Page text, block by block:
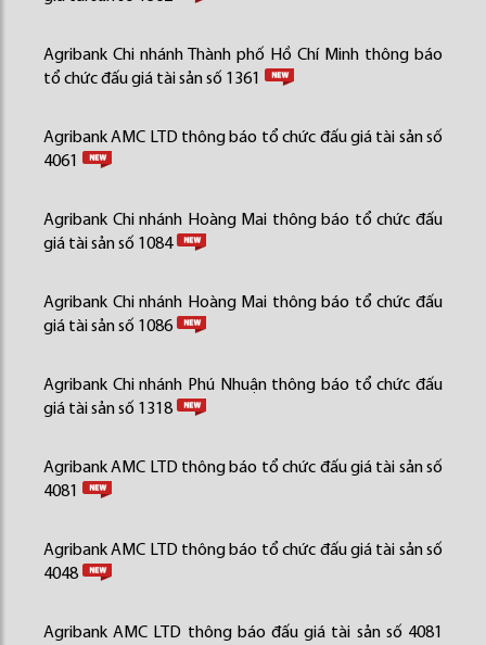
Agribank Chi nhánh Thành phố Hồ Chí Minh thông báo
tổ chức đấu giá tài sản số 1361
Agribank AMC LTD thông báo tổ chức đấu giá tài sản số
4061
Agribank Chi nhánh Hoàng Mai thông báo tổ chức đấu
giá tài sản số 1084
Agribank Chi nhánh Hoàng Mai thông báo tổ chức đấu
giá tài sản số 1086
Agribank Chi nhánh Phú Nhuận thông báo tổ chức đấu
giá tài sản số 1318
Agribank AMC LTD thông báo tổ chức đấu giá tài sản số
4081
Agribank AMC LTD thông báo tổ chức đấu giá tài sản số
4048
Agribank AMC LTD thông báo đấu giá tài sản số 4081